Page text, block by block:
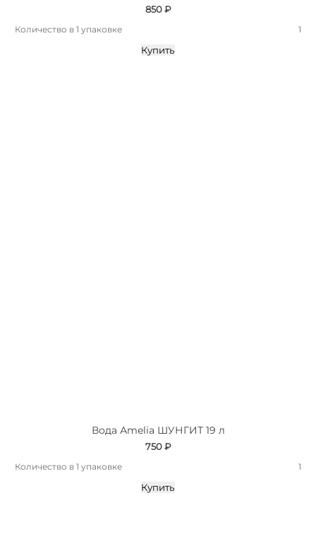
850 ₽
Количество в 1 упаковке 1
Купить
Вода Аmelia ШУНГИТ 19 л
750 ₽
Количество в 1 упаковке 1
Купить